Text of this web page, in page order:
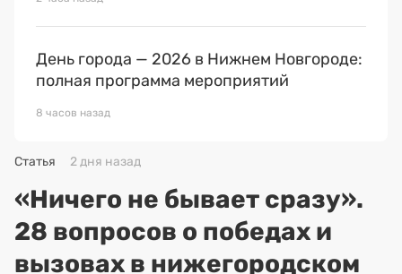
День города — 2026 в Нижнем Новгороде:
полная программа мероприятий
8 часов назад
Статья 2 дня назад
«Ничего не бывает сразу».
28 вопросов о победах и
вызовах в нижегородском